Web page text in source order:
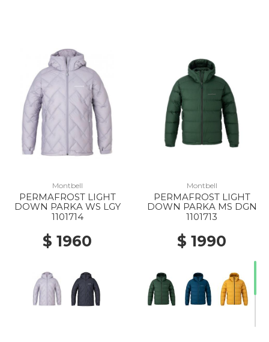
Montbell
PERMAFROST LIGHT
DOWN PARKA WS LGY
1101714
$ 1960
Montbell
PERMAFROST LIGHT
DOWN PARKA MS DGN
1101713
$ 1990